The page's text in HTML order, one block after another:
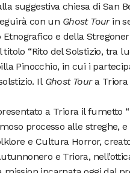
suggestiva chiesa di San
con un Ghost Tourin
e della
“Rito del Solstizio, tra
Pinocchio, in cui i
Il Ghost Toura Triora
a Triora il fumetto
processo alle streghe,
e Cultura Horror,
e Triora,